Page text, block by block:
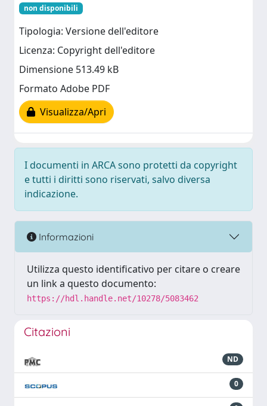
non disponibili
Tipologia: Versione dell'editore
Licenza: Copyright dell'editore
Dimensione 513.49 kB
Formato Adobe PDF
Visualizza/Apri
I documenti in ARCA sono protetti da copyright
e tutti i diritti sono riservati, salvo diversa
indicazione.
Informazioni
Utilizza questo identificativo per citare o creare
un link a questo documento:
https://hdl.handle.net/10278/5083462
Citazioni
ND
0